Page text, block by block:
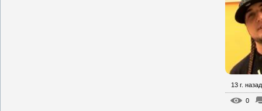
13 г. назад
0